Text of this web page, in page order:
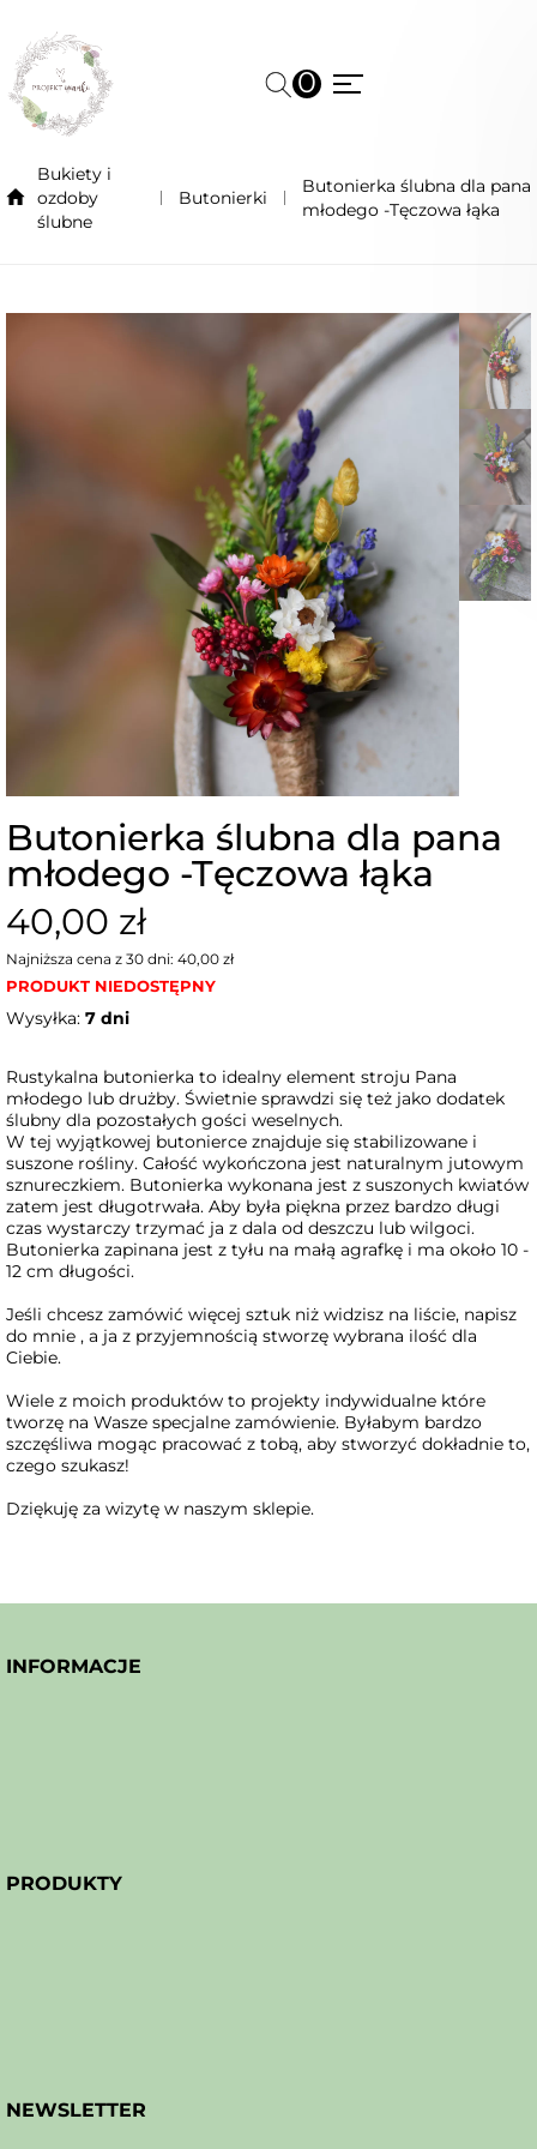
0
Bukiety i
ozdoby
ślubne
Butonierki
Butonierka ślubna dla pana
młodego -Tęczowa łąka
Butonierka ślubna dla pana
młodego -Tęczowa łąka
40,00 zł
Najniższa cena z 30 dni: 40,00 zł
PRODUKT NIEDOSTĘPNY
Wysyłka: 7 dni
Rustykalna butonierka to idealny element stroju Pana
młodego lub drużby. Świetnie sprawdzi się też jako dodatek
ślubny dla pozostałych gości weselnych.
W tej wyjątkowej butonierce znajduje się stabilizowane i
suszone rośliny. Całość wykończona jest naturalnym jutowym
sznureczkiem. Butonierka wykonana jest z suszonych kwiatów
zatem jest długotrwała. Aby była piękna przez bardzo długi
czas wystarczy trzymać ja z dala od deszczu lub wilgoci.
Butonierka zapinana jest z tyłu na małą agrafkę i ma około 10 -
12 cm długości.
Jeśli chcesz zamówić więcej sztuk niż widzisz na liście, napisz
do mnie , a ja z przyjemnością stworzę wybrana ilość dla
Ciebie.
Wiele z moich produktów to projekty indywidualne które
tworzę na Wasze specjalne zamówienie. Byłabym bardzo
szczęśliwa mogąc pracować z tobą, aby stworzyć dokładnie to,
czego szukasz!
Dziękuję za wizytę w naszym sklepie.
INFORMACJE
PRODUKTY
NEWSLETTER